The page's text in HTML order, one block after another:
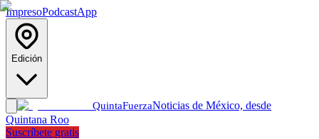
ImpresoPodcastApp
Edición
QuintaFuerzaNoticias de México, desde
Quintana Roo
Suscríbete gratis